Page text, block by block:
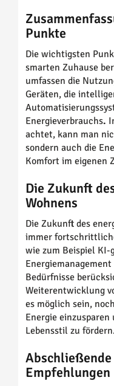
Punkte
Die wichtigsten
smarten Zuhause
umfassen die
Geräten, die
Energieverbrauchs.
achtet, kann man
sondern auch die
Komfort im eigenen
Die Zukunft
Wohnens
Die Zukunft des
immer
wie zum Beispiel KI-
Bedürfnisse
Weiterentwicklung
es möglich sein,
Energie
Lebensstil zu
Abschließende
Empfehlungen